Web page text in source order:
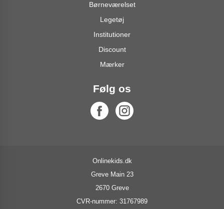
Børneværelset
Legetøj
Institutioner
Discount
Mærker
Følg os
Onlinekids.dk
Greve Main 23
2670 Greve
CVR-nummer: 31767989